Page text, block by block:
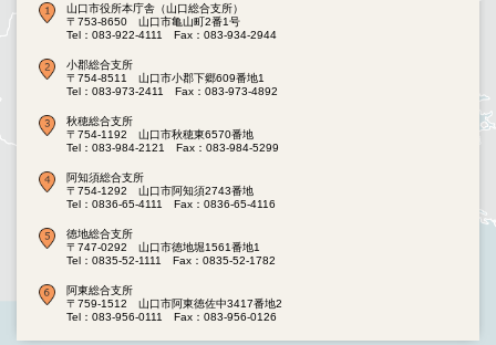
山口市役所本庁舎（山口総合支所）
〒753-8650 山口市亀山町2番1号
Tel：083-922-4111
Fax：083-934-2944
小郡総合支所
〒754-8511 山口市小郡下郷609番地1
Tel：083-973-2411
Fax：083-973-4892
秋穂総合支所
〒754-1192 山口市秋穂東6570番地
Tel：083-984-2121
Fax：083-984-5299
阿知須総合支所
〒754-1292 山口市阿知須2743番地
Tel：0836-65-4111
Fax：0836-65-4116
徳地総合支所
〒747-0292 山口市徳地堀1561番地1
Tel：0835-52-1111
Fax：0835-52-1782
阿東総合支所
〒759-1512 山口市阿東徳佐中3417番地2
Tel：083-956-0111
Fax：083-956-0126